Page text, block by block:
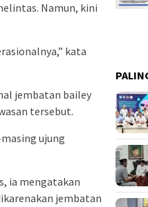
Namun, kini
kata
jembatan bailey
tersebut.
ujung
ia mengatakan
jembatan